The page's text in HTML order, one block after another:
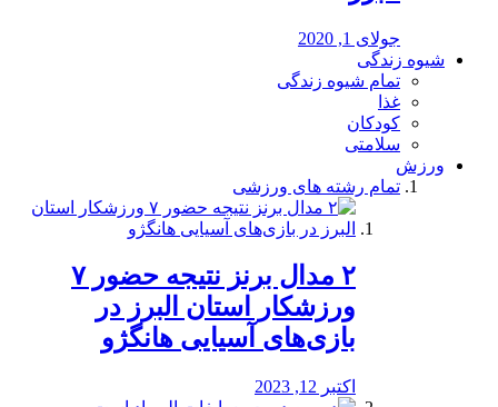
جولای 1, 2020
شیوه زندگی
تمام شیوه زندگی
غذا
کودکان
سلامتی
ورزش
تمام رشته های ورزشی
۲ مدال برنز نتیجه حضور ۷
ورزشکار استان البرز در
بازی‌های آسیایی هانگژو
اکتبر 12, 2023